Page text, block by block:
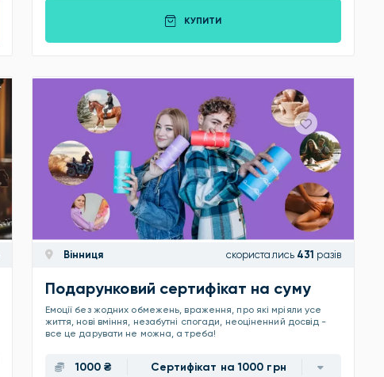
КУПИТИ
Вінниця скористались 431 разів
Подарунковий сертифікат на суму
Емоції без жодних обмежень, враження, про які мріяли усе
життя, нові вміння, незабутні спогади, неоціненний досвід -
все це дарувати не можна, а треба!
1000 ₴ Сертифікат на 1000 грн